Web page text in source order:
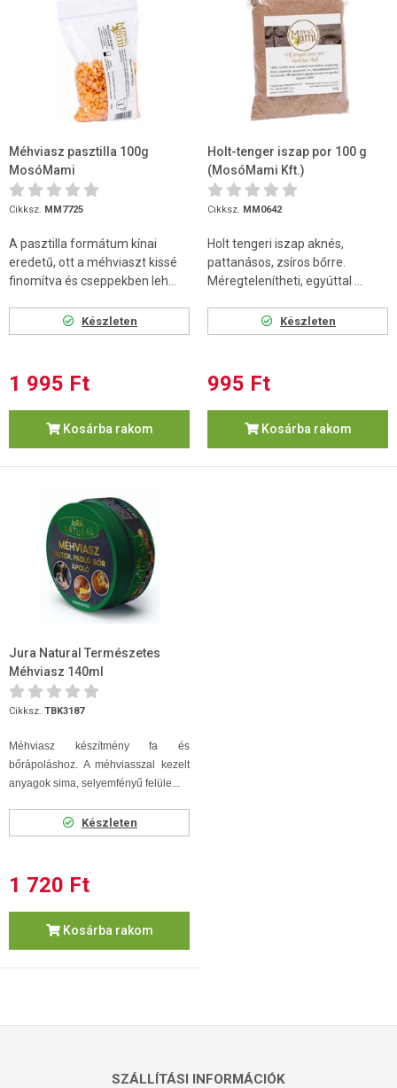
Méhviasz pasztilla 100g
MosóMami
Cikksz. MM7725
A pasztilla formátum kínai
eredetű, ott a méhviaszt kissé
finomítva és cseppekben leh...
Készleten
1 995 Ft
Kosárba rakom
Holt-tenger iszap por 100 g
(MosóMami Kft.)
Cikksz. MM0642
Holt tengeri iszap aknés,
pattanásos, zsíros bőrre.
Méregtelenítheti, egyúttal ...
Készleten
995 Ft
Kosárba rakom
Jura Natural Természetes
Méhviasz 140ml
Cikksz. TBK3187
Méhviasz készítmény fa és
bőrápoláshoz. A méhviasszal kezelt
anyagok sima, selyemfényű felüle...
Készleten
1 720 Ft
Kosárba rakom
SZÁLLÍTÁSI INFORMÁCIÓK